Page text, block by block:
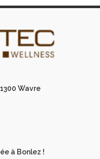
Wavre
à Bonlez !